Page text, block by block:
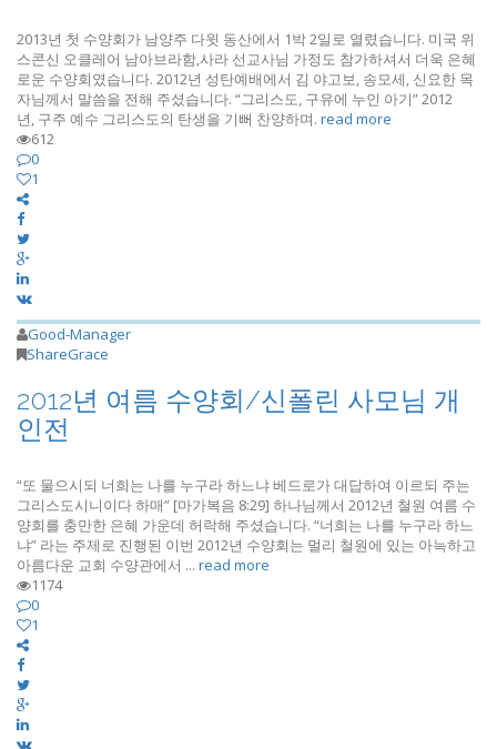
2013년 첫 수양회가 남양주 다윗 동산에서 1박 2일로 열렸습니다. 미국 위
스콘신 오클레어 남아브라함,사라 선교사님 가정도 참가하셔서 더욱 은혜
로운 수양회였습니다. 2012년 성탄예배에서 김 야고보, 송모세, 신요한 목
자님께서 말씀을 전해 주셨습니다. “그리스도, 구유에 누인 아기” 2012
년, 구주 예수 그리스도의 탄생을 기뻐 찬양하며. read more
612
0
1
Good-Manager
ShareGrace
2012년 여름 수양회/신폴린 사모님 개
인전
“또 물으시되 너희는 나를 누구라 하느냐 베드로가 대답하여 이르되 주는
그리스도시니이다 하매” [마가복음 8:29] 하나님께서 2012년 철원 여름 수
양회를 충만한 은혜 가운데 허락해 주셨습니다. “너희는 나를 누구라 하느
냐” 라는 주제로 진행된 이번 2012년 수양회는 멀리 철원에 있는 아늑하고
아름다운 교회 수양관에서 ... read more
1174
0
1